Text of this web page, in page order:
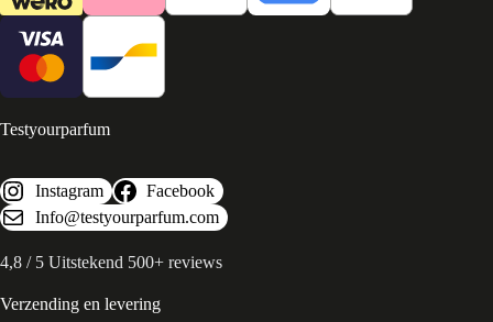
Testyourparfum
Instagram
Facebook
Info@testyourparfum.com
4,8 / 5 Uitstekend 500+ reviews
Verzending en levering